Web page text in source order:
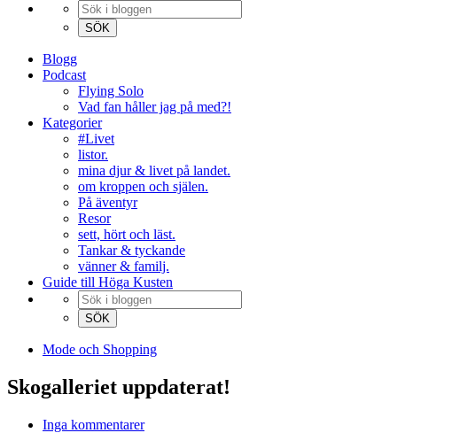
Blogg
Podcast
Flying Solo
Vad fan håller jag på med?!
Kategorier
#Livet
listor.
mina djur & livet på landet.
om kroppen och själen.
På äventyr
Resor
sett, hört och läst.
Tankar & tyckande
vänner & familj.
Guide till Höga Kusten
Mode och Shopping
Skogalleriet uppdaterat!
Inga kommentarer